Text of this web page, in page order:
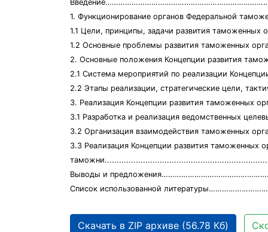
1. Функционирование органов Федеральной
1.1 Цели, принципы, задачи развития
1.2 Основные проблемы развития таможенных
2. Основные положения Концепции
2.1 Система мероприятий по реализации
2.2 Этапы реализации, стратегические цели,
3. Реализация Концепции развития таможенных
3.1 Разработка и реализация ведомственных
3.2 Организация взаимодействия таможенных
3.3 Реализация Концепции развития таможенных
Выводы и
Список использованной
Скачать в ZIP архиве (56.78 Кб)